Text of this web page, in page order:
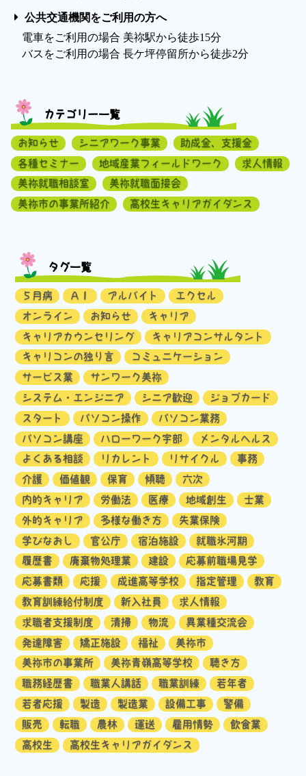
公共交通機関をご利用の方へ
電車をご利用の場合 美祢駅から徒歩15分
バスをご利用の場合 長ケ坪停留所から徒歩2分
カテゴリー一覧
お知らせ シニアワーク事業
助成金、支援金
各種セミナー
地域産業フィールドワーク
求人情報
美祢就職相談室
美祢就職面接会
美祢市の事業所紹介
高校生キャリアガイダンス
タグ一覧
５月病 ＡＩ アルバイト
エクセル
オンライン
お知らせ
キャリア
キャリアカウンセリング
キャリアコンサルタント
キャリコンの独り言
コミュニケーション
サービス業
サンワーク美祢
システム・エンジニア
シニア歓迎
ジョブカード
スタート
パソコン操作
パソコン業務
パソコン講座
ハローワーク宇部
メンタルヘルス
よくある相談
リカレント リサイクル
事務
介護
価値観 保育 傾聴
六次
内的キャリア
労働法 医療 地域創生
士業
外的キャリア
多様な働き方
失業保険
学びなおし
官公庁 宿泊施設
就職氷河期
履歴書
廃棄物処理業 建設
応募前職場見学
応募書類
応援 成進高等学校 指定管理
教育
教育訓練給付制度
新入社員
求人情報
求職者支援制度
清掃 物流
異業種交流会
発達障害
矯正施設 福祉
美祢市
美祢市の事業所
美祢青嶺高等学校
聴き方
職務経歴書
職業人講話 職業訓練
若年者
若者応援
製造 製造業 設備工事
警備
販売
転職 農林 運送 雇用情勢
飲食業
高校生
高校生キャリアガイダンス